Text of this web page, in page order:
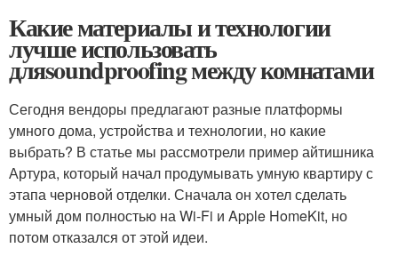
Какие материалы и технологии
лучше использовать
дляsoundproofing между комнатами
Сегодня вендоры предлагают разные платформы
умного дома, устройства и технологии, но какие
выбрать? В статье мы рассмотрели пример айтишника
Артура, который начал продумывать умную квартиру с
этапа черновой отделки. Сначала он хотел сделать
умный дом полностью на Wi-Fi и Apple HomeKit, но
потом отказался от этой идеи.